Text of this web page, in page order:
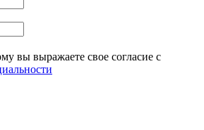
вы выражаете свое согласие с